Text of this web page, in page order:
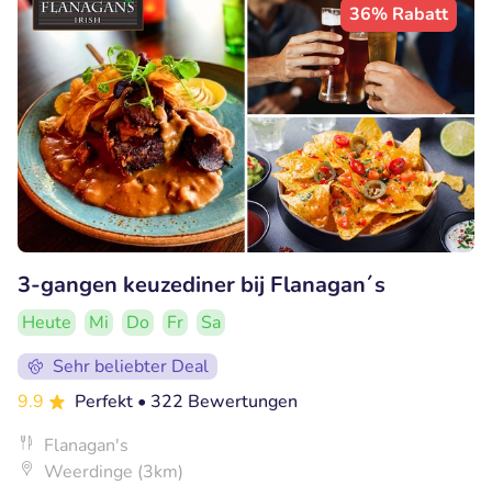
36% Rabatt
3-gangen keuzediner bij Flanagan´s
Heute Mi Do Fr
Sa
Sehr beliebter Deal
9.9
Perfekt • 322 Bewertungen
Flanagan's
Weerdinge (3km)